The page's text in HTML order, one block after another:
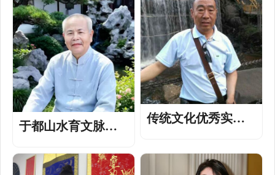
于都山水育文脉，
—— 陈蔚明老师
传统文化优秀实践
耕逻辑拆解文脉，
务实传播活化经典